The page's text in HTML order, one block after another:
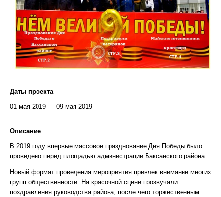
Даты проекта
01 мая 2019 — 09 мая 2019
Описание
В 2019 году впервые массовое празднование Дня Победы было
проведено перед площадью администрации Баксанского района.
Новый формат проведения мероприятия привлек внимание многих
групп общественности. На красочной сцене прозвучали
поздравления руководства района, после чего торжественным